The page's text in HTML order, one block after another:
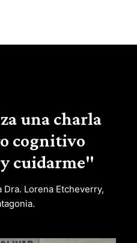
una charla
cognitivo
cuidarme"
Dra. Lorena Etcheverry,